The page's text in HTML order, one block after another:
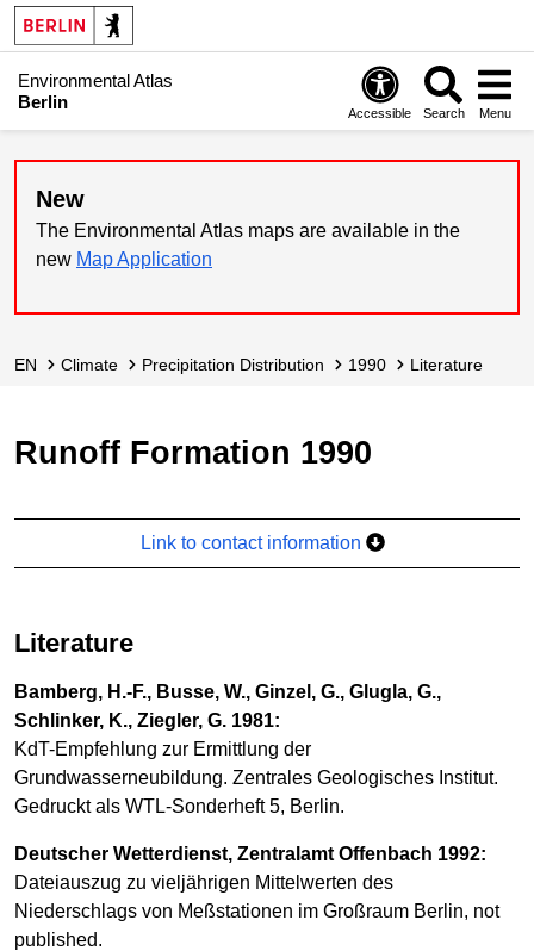
Environmental Atlas
Berlin
Accessible Search Menu
New
The Environmental Atlas maps are available in the
new Map Application
EN Climate Precipitation Distribution 1990 Literature
Runoff Formation 1990
Link to contact information
Literature
Bamberg, H.-F., Busse, W., Ginzel, G., Glugla, G.,
Schlinker, K., Ziegler, G. 1981:
KdT-Empfehlung zur Ermittlung der
Grundwasserneubildung. Zentrales Geologisches Institut.
Gedruckt als WTL-Sonderheft 5, Berlin.
Deutscher Wetterdienst, Zentralamt Offenbach 1992:
Dateiauszug zu vieljährigen Mittelwerten des
Niederschlags von Meßstationen im Großraum Berlin, not
published.